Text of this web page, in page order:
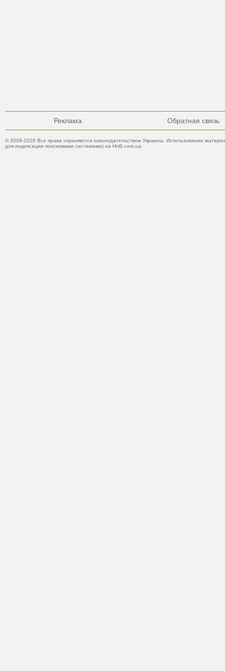
Реклама Обратная связь
© 2008-2026 Все права охраняются законодательством Украины. Использование
для индексации поисковыми системами) на HnB.com.ua.